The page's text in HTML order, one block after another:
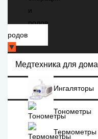
родов
▼
Медтехника для дома
Ингаляторы
Тонометры
Термометры